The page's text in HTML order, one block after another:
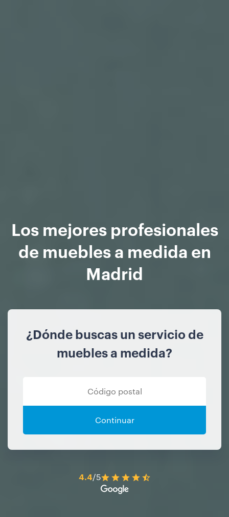
Los mejores profesionales
de muebles a medida en
Madrid
¿Dónde buscas un servicio de
muebles a medida?
Continuar
4.4/5